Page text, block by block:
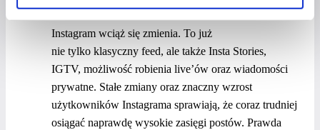
2021
Instagram wciąż się zmienia. To już
nie tylko klasyczny feed, ale także Insta Stories,
IGTV, możliwość robienia live’ów oraz wiadomości
prywatne. Stałe zmiany oraz znaczny wzrost
użytkowników Instagrama sprawiają, że coraz trudniej
osiągać naprawdę wysokie zasięgi postów. Prawda